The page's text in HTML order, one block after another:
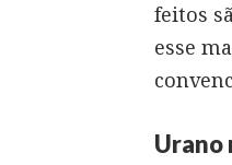
feitos
esse
Urano